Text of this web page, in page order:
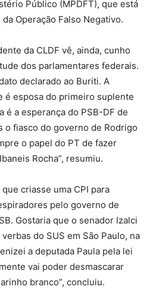
Público (MPDFT), que está
Operação Falso Negativo.
da CLDF vê, ainda, cunho
dos parlamentares federais.
declarado ao Buriti. A
é esposa do primeiro suplente
é a esperança do PSB-DF de
o fiasco do governo de Rodrigo
o papel do PT de fazer
Rocha”, resumiu.
criasse uma CPI para
pelo governo de
Gostaria que o senador Izalci
do SUS em São Paulo, na
a deputada Paula pela lei
vai poder desmascarar
branco”, concluiu.